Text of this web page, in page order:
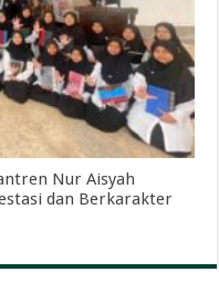
Nur Aisyah
dan Berkarakter